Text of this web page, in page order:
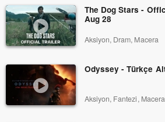
The Dog Stars -
Aug 28
Aksiyon, Dram, Macera
Odyssey - Türkçe
Aksiyon, Fantezi, Macera